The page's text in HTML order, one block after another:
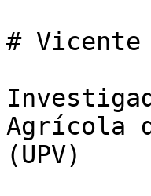
#
Agrícola
(UPV)